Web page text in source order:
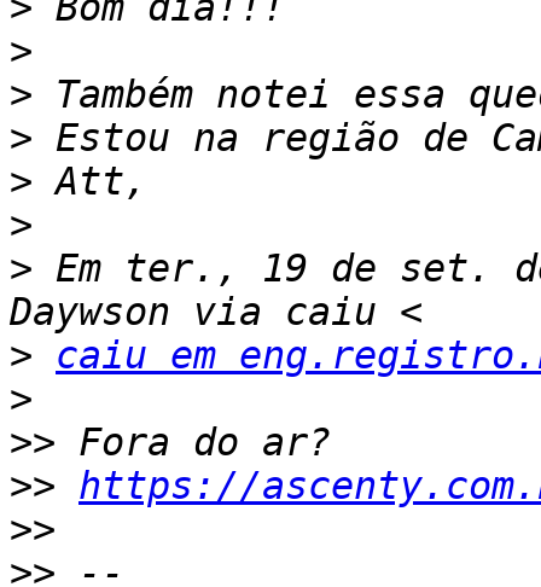
>
>
>
>
>
> Em ter., 19 de set.
>
caiu em
>
>>
>> https://
>>
>>